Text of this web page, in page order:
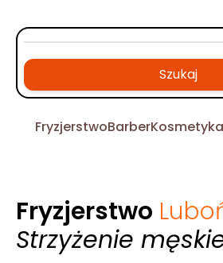
Szukaj
FryzjerstwoBarberKosmetyka
Fryzjerstwo
Strzyżenie